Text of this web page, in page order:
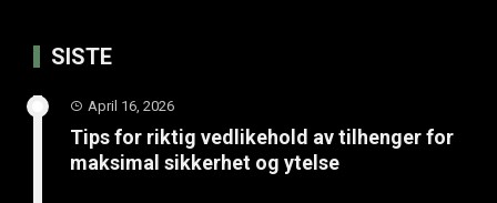
SISTE
April 16, 2026
Tips for riktig vedlikehold av tilhenger for
maksimal sikkerhet og ytelse